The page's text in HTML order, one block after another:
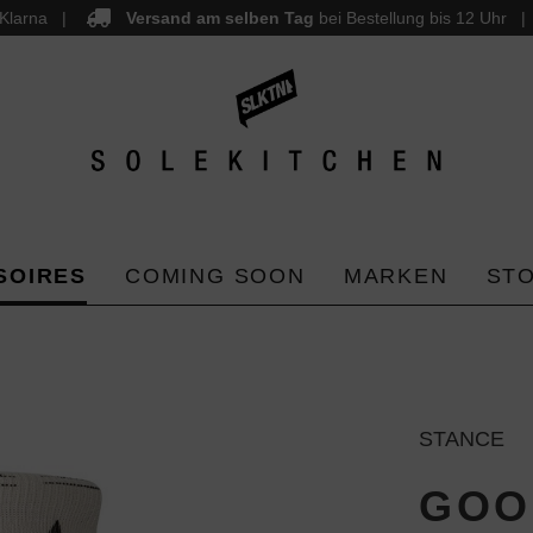
Versand am selben Tag bei Bestellung bis 12 Uhr
COMING SOON MARKEN
STANCE